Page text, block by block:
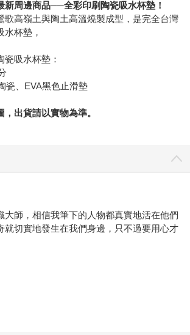
新周邊商品──全彩印刷陶瓷吸水杯墊！
歌高嶺土與陶土高溫燒製成型，是完全台灣
杯墊，
瓷吸水杯墊：
瓷、EVA黑色止滑墊
出貨請以實物為準。
大師，相信我筆下的人物都真實地活在他們
就切實地發生在我們身邊，只不過要用心才